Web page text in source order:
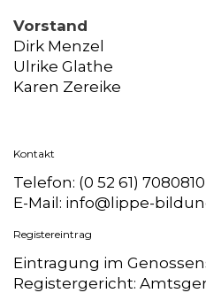
Vorstand
Dirk Menzel
Ulrike Glathe
Karen Zereike
Kontakt
Telefon: (0 52 61) 7080810
E-Mail: info@lippe-
Registereintrag
Eintragung im
Registergericht: